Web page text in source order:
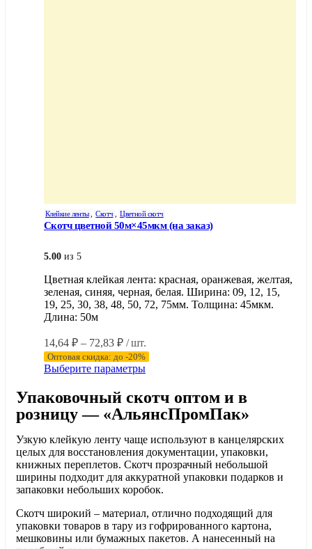
Клейкие ленты, Скотч , Цветной скотч
Скотч цветной 50м×45мкм (на заказ)
5.00 из 5
Цветная клейкая лента: красная, оранжевая, желтая,
зеленая, синяя, черная, белая. Ширина: 09, 12, 15,
19, 25, 30, 38, 48, 50, 72, 75мм. Толщина: 45мкм.
Длина: 50м
14,64 ₽ – 72,83 ₽Диапазон
цен:
14,64 ₽
72,83 ₽
/ шт.
Оптовая скидка: до -20%
Выберите параметрыЭтот
имеет
несколько
вариаций.
можно
выбрать
на
странице
товара.
Упаковочный скотч оптом и в
розницу — «АльянсПромПак»
Узкую клейкую ленту чаще используют в канцелярских
целых для восстановления документации, упаковки,
книжных переплетов. Скотч прозрачный небольшой
ширины подходит для аккуратной упаковки подарков и
запаковки небольших коробок.
Скотч широкий – материал, отлично подходящий для
упаковки товаров в тару из гофрированного картона,
мешковины или бумажных пакетов. А нанесенный на